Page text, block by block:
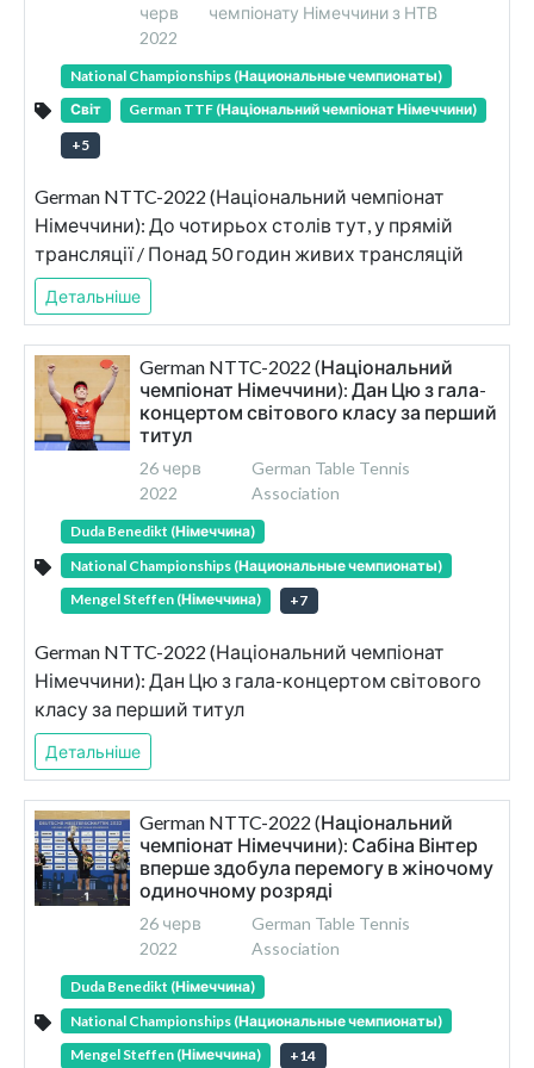
черв
2022
чемпіонату Німеччини з НТВ
National Championships (Национальные чемпионаты)
Світ
German TTF (Національний чемпіонат Німеччини)
+5
German NTTC-2022 (Національний чемпіонат
Німеччини): До чотирьох столів тут, у прямій
трансляції / Понад 50 годин живих трансляцій
Детальніше
German NTTC-2022 (Національний
чемпіонат Німеччини): Дан Цю з гала-
концертом світового класу за перший
титул
26 черв
2022
German Table Tennis
Association
Duda Benedikt (Німеччина)
National Championships (Национальные чемпионаты)
Mengel Steffen (Німеччина)
+7
German NTTC-2022 (Національний чемпіонат
Німеччини): Дан Цю з гала-концертом світового
класу за перший титул
Детальніше
German NTTC-2022 (Національний
чемпіонат Німеччини): Сабіна Вінтер
вперше здобула перемогу в жіночому
одиночному розряді
26 черв
2022
German Table Tennis
Association
Duda Benedikt (Німеччина)
National Championships (Национальные чемпионаты)
Mengel Steffen (Німеччина)
+14